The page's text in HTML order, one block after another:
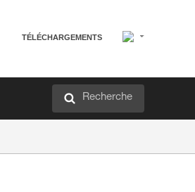
TÉLÉCHARGEMENTS
Recherche